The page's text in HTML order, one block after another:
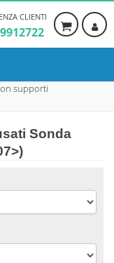
CLIENTI
supporti
Sonda